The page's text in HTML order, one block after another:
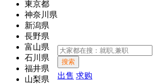
東京都
神奈川県
新潟県
長野県
富山県
石川県
福井県
山梨県
搜索
出售 求购